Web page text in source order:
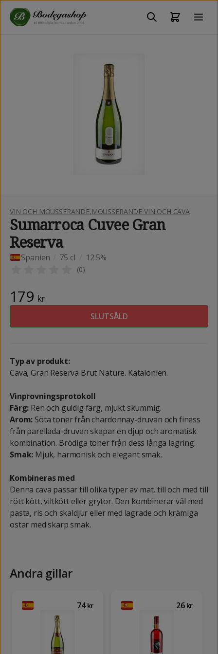
VIN OCH MOUSSERANDE,MOUSSERANDE VIN OCH CAVA
Sumarroca Cuvee Gran
Reserva
Spanien 75 cl 12.5%
(0)
179 kr
SLUTSÅLD
Typ av produkt:
Cava, Gran Reserva Brut Nature. Katalonien.
Vinprovningsprotokoll
Färg: Ren och guldig färg, mjukt skummig.
Arom: Söta toner från chardonnay-druvan och finess
från parellada-druvan skapar en djup och aromatisk
kombination. Brödiga toner från dess långa lagring.
Smak: Mjuk, harmonisk och elegant smak.
Kombineras med
Denna cava passar till olika typer av mat, till och med till
rött kött, viltkött eller grytor. Den kombinerar väl med
pasta, ris och skaldjur eller med lagrade och krämiga
ostar med skarp smak.
Andra gillar
74kr 26 kr